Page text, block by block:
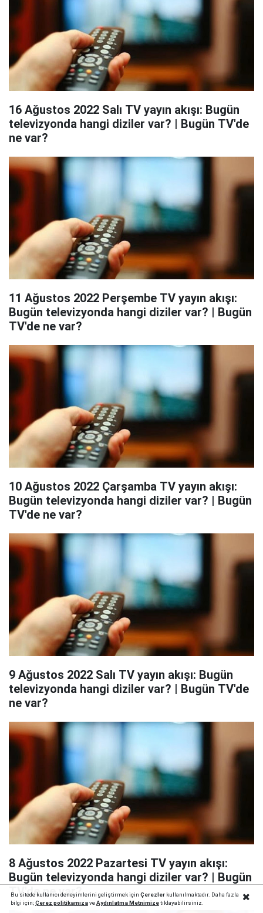
16 Ağustos 2022 Salı TV yayın akışı: Bugün
televizyonda hangi diziler var? | Bugün TV'de
ne var?
11 Ağustos 2022 Perşembe TV yayın akışı:
Bugün televizyonda hangi diziler var? | Bugün
TV'de ne var?
10 Ağustos 2022 Çarşamba TV yayın akışı:
Bugün televizyonda hangi diziler var? | Bugün
TV'de ne var?
9 Ağustos 2022 Salı TV yayın akışı: Bugün
televizyonda hangi diziler var? | Bugün TV'de
ne var?
8 Ağustos 2022 Pazartesi TV yayın akışı:
Bugün televizyonda hangi diziler var? | Bugün
TV'de ne var?
Bu sitede kullanıcı deneyimlerini geliştirmek için Çerezlerkullanılmaktadır. Daha fazla
bilgi için;Çerez politikamızaveAydınlatma Metnimizetıklayabilirsiniz.